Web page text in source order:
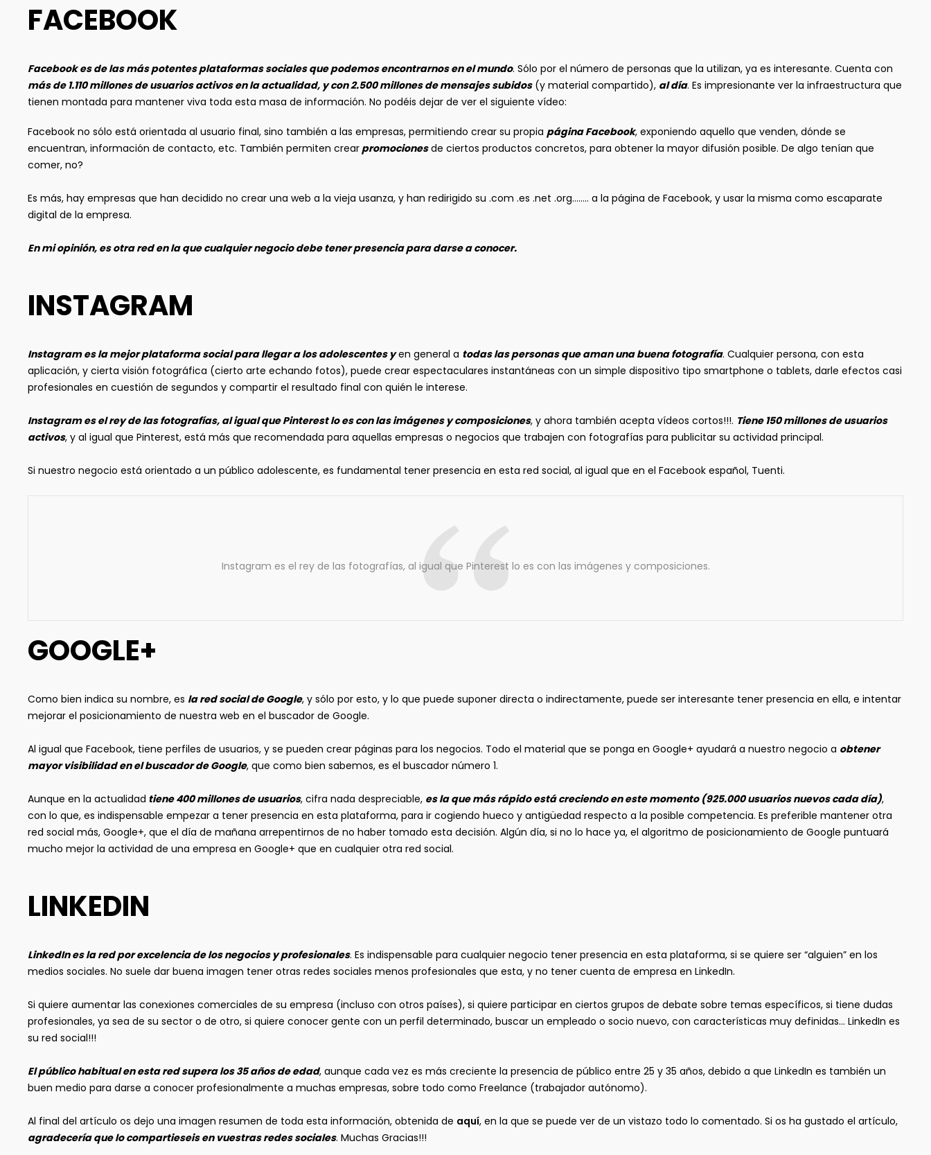
FACEBOOK
Facebook es de las más potentes plataformas sociales que podemos encontrarnos en el mundo. Sólo por el número de personas que la utilizan, ya es interesante. Cuenta con
más de 1.110 millones de usuarios activos en la actualidad, y con 2.500 millones de mensajes subidos(y material compartido), al día. Es impresionante ver la infraestructura que
tienen montada para mantener viva toda esta masa de información. No podéis dejar de ver el siguiente vídeo:
Facebook no sólo está orientada al usuario final, sino también a las empresas, permitiendo crear su propia página Facebook, exponiendo aquello que venden, dónde se
encuentran, información de contacto, etc. También permiten crearpromocionesde ciertos productos concretos, para obtener la mayor difusión posible. De algo tenían que
comer, no?
Es más, hay empresas que han decidido no crear una web a la vieja usanza, y han redirigido su .com .es .net .org…….. a la página de Facebook, y usar la misma como escaparate
digital de la empresa.
En mi opinión, es otra red en la que cualquier negocio debe tener presencia para darse a conocer.
INSTAGRAM
Instagram es la mejor plataforma social para llegar a los adolescentesyen general a todas las personas que aman una buena fotografía. Cualquier persona, con esta
aplicación, y cierta visión fotográfica (cierto arte echando fotos), puede crear espectaculares instantáneas con un simple dispositivo tipo smartphone o tablets, darle efectos casi
profesionales en cuestión de segundos y compartir el resultado final con quién le interese.
Instagram es el rey de las fotografías, al igual que Pinterest lo es con las imágenes y composiciones, y ahora también acepta vídeos cortos!!!. Tiene 150 millones de usuarios
activos, y al igual que Pinterest, está más que recomendada para aquellas empresas o negocios que trabajen con fotografías para publicitar su actividad principal.
Si nuestro negocio está orientado a un público adolescente, es fundamental tener presencia en esta red social, al igual que en el Facebook español, Tuenti.
Instagram es el rey de las fotografías, al igual que Pinterest lo es con las imágenes y composiciones.
GOOGLE+
Como bien indica su nombre, es la red social de Google, y sólo por esto, y lo que puede suponer directa o indirectamente, puede ser interesante tener presencia en ella, e intentar
mejorar el posicionamiento de nuestra web en el buscador de Google.
Al igual que Facebook, tiene perfiles de usuarios, y se pueden crear páginas para los negocios. Todo el material que se ponga en Google+ ayudará a nuestro negocio a obtener
mayor visibilidad en el buscador de Google, que como bien sabemos, es el buscador número 1.
Aunque en la actualidad tiene 400 millones de usuarios, cifra nada despreciable, es la que más rápido está creciendo en este momento (925.000 usuarios nuevos cada día),
con lo que, es indispensable empezar a tener presencia en esta plataforma, para ir cogiendo hueco y antigüedad respecto a la posible competencia. Es preferible mantener otra
red social más, Google+, que el día de mañana arrepentirnos de no haber tomado esta decisión. Algún día, si no lo hace ya, el algoritmo de posicionamiento de Google puntuará
mucho mejor la actividad de una empresa en Google+ que en cualquier otra red social.
LINKEDIN
LinkedIn es la red por excelencia de los negocios y profesionales. Es indispensable para cualquier negocio tener presencia en esta plataforma, si se quiere ser “alguien” en los
medios sociales. No suele dar buena imagen tener otras redes sociales menos profesionales que esta, y no tener cuenta de empresa en LinkedIn.
Si quiere aumentar las conexiones comerciales de su empresa (incluso con otros países), si quiere participar en ciertos grupos de debate sobre temas específicos, si tiene dudas
profesionales, ya sea de su sector o de otro, si quiere conocer gente con un perfil determinado, buscar un empleado o socio nuevo, con características muy definidas… LinkedIn es
su red social!!!
El público habitual en esta red supera los 35 años de edad, aunque cada vez es más creciente la presencia de público entre 25 y 35 años, debido a que LinkedIn es también un
buen medio para darse a conocer profesionalmente a muchas empresas, sobre todo como Freelance (trabajador autónomo).
Al final del artículo os dejo una imagen resumen de toda esta información, obtenida de aquí, en la que se puede ver de un vistazo todo lo comentado. Si os ha gustado el artículo,
agradecería que lo compartieseis en vuestras redes sociales. Muchas Gracias!!!